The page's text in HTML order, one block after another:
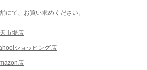
にて、お買い求めください。
市場店
ショッピング店
店